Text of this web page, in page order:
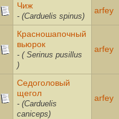
Чиж
- (Carduelis spinus)
arfey
Красношапочный
вьюрок
- ( Serinus pusillus
)
arfey
Седоголовый
щегол
- (Carduelis
caniceps)
arfey